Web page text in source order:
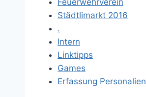
Feuerwehrverein
Städtlimarkt 2016
.
Intern
Linktipps
Games
Erfassung Personalien